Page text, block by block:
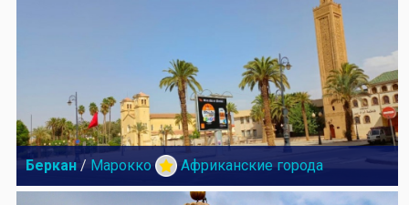
Беркан / Марокко Африканские города